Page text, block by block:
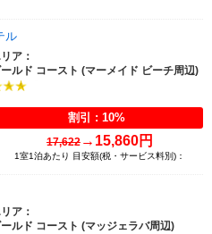
ル
ア：
ルド コースト (マーメイド ビーチ周辺)
割引 : 10%
17,622→ 15,860円
1室1泊あたり 目安額(税・サービス料別)：
ア：
ルド コースト (マッジェラバ周辺)